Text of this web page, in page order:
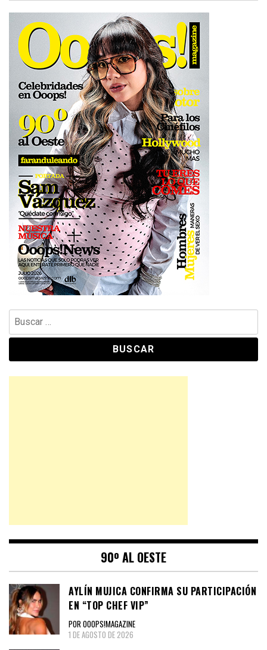
Buscar:
90º AL OESTE
AYLÍN MUJICA CONFIRMA SU PARTICIPACIÓN
EN “TOP CHEF VIP”
POR OOOPS!MAGAZINE
1 DE AGOSTO DE 2026